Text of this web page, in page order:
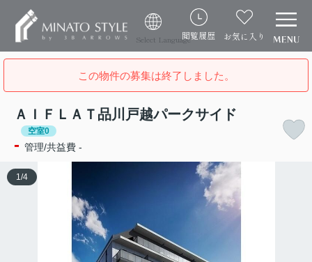
Select Language閲覧履歴 お気に入り
この物件の募集は終了しました。
ＡＩＦＬＡＴ品川戸越パークサイド
空室0
- 管理/共益費 -
1/4